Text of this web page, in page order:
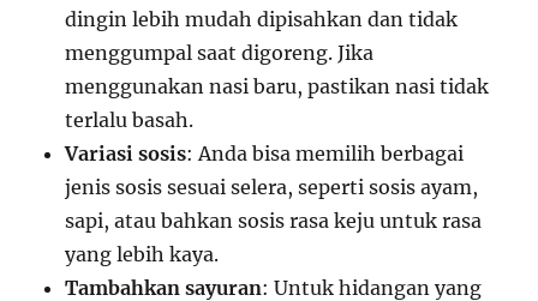
dingin lebih mudah dipisahkan dan tidak
menggumpal saat digoreng. Jika
menggunakan nasi baru, pastikan nasi tidak
terlalu basah.
Variasi sosis: Anda bisa memilih berbagai
jenis sosis sesuai selera, seperti sosis ayam,
sapi, atau bahkan sosis rasa keju untuk rasa
yang lebih kaya.
Tambahkan sayuran: Untuk hidangan yang